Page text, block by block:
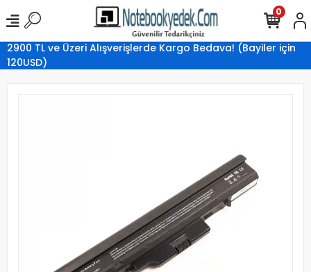
2900 TL ve Üzeri Alışverişlerde Kargo Bedava! (Bayiler için
120USD)
0